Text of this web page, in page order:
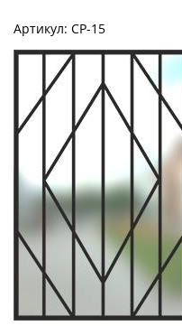
Артикул: СР-15